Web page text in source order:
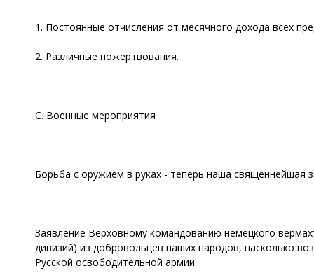
1. Постоянные отчисления от месячного дохода всех
2. Различные пожертвования.
С. Военные мероприятия
Борьба с оружием в руках - теперь наша
Заявление Верховному командованию немецкого
дивизий) из добровольцев наших народов, насколько
Русской освободительной армии.